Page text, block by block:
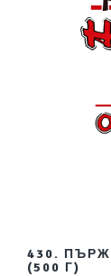
430.
(500 Г)